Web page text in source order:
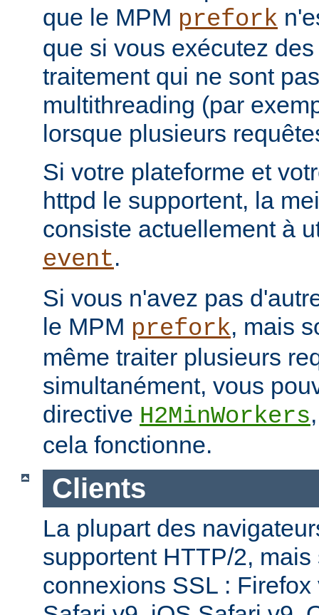
que le MPM prefork
que si vous exécutez
traitement qui ne sont
multithreading (par
lorsque plusieurs
Si votre plateforme et
httpd le supportent, la
consiste actuellement à
event.
Si vous n'avez pas
le MPM prefork, mais
même traiter plusieurs
simultanément, vous
directive H2MinWorkers
cela fonctionne.
Clients
La plupart des
supportent HTTP/2,
connexions SSL :